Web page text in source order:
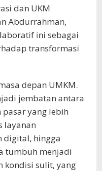
dan UKM
Abdurrahman,
ini sebagai
transformasi
depan UMKM.
jembatan antara
pasar yang lebih
layanan
digital, hingga
tumbuh menjadi
kondisi sulit, yang